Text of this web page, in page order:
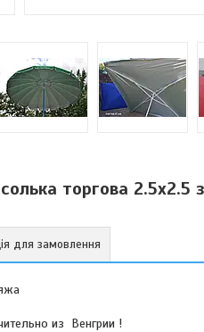
торгова 2.5х2.5
для замовлення
из Венгрии !